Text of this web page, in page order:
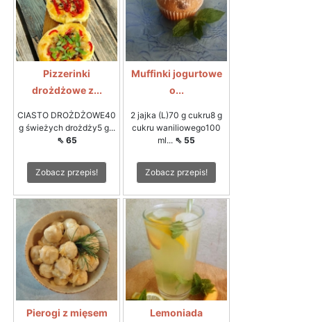
Pizzerinki
drożdżowe z...
CIASTO DROŻDŻOWE40
g świeżych drożdży5 g...
⇖ 65
Zobacz przepis!
Muffinki jogurtowe
o...
2 jajka (L)70 g cukru8 g
cukru waniliowego100
ml... ⇖ 55
Zobacz przepis!
Pierogi z mięsem
Lemoniada